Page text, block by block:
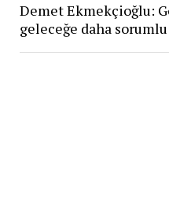
Demet Ekmekçioğlu:
geleceğe daha sorumlu